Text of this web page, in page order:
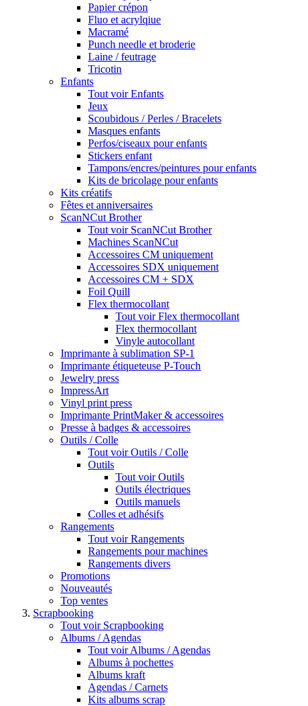
Papier crépon
Fluo et acrylqiue
Macramé
Punch needle et broderie
Laine / feutrage
Tricotin
Enfants
Tout voir Enfants
Jeux
Scoubidous / Perles / Bracelets
Masques enfants
Perfos/ciseaux pour enfants
Stickers enfant
Tampons/encres/peintures pour enfants
Kits de bricolage pour enfants
Kits créatifs
Fêtes et anniversaires
ScanNCut Brother
Tout voir ScanNCut Brother
Machines ScanNCut
Accessoires CM uniquement
Accessoires SDX uniquement
Accessoires CM + SDX
Foil Quill
Flex thermocollant
Tout voir Flex thermocollant
Flex thermocollant
Vinyle autocollant
Imprimante à sublimation SP-1
Imprimante étiqueteuse P-Touch
Jewelry press
ImpressArt
Vinyl print press
Imprimante PrintMaker & accessoires
Presse à badges & accessoires
Outils / Colle
Tout voir Outils / Colle
Outils
Tout voir Outils
Outils électriques
Outils manuels
Colles et adhésifs
Rangements
Tout voir Rangements
Rangements pour machines
Rangements divers
Promotions
Nouveautés
Top ventes
Scrapbooking
Tout voir Scrapbooking
Albums / Agendas
Tout voir Albums / Agendas
Albums à pochettes
Albums kraft
Agendas / Carnets
Kits albums scrap